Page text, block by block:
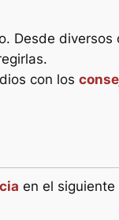
Desde diversos
con los
en el